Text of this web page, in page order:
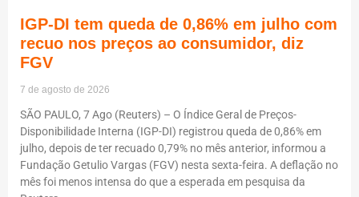
IGP-DI tem queda de 0,86% em julho com
recuo nos preços ao consumidor, diz
FGV
7 de agosto de 2026
SÃO PAULO, 7 Ago (Reuters) – O Índice Geral de Preços-
Disponibilidade Interna (IGP-DI) registrou queda de 0,86% em
julho, depois de ter recuado 0,79% no mês anterior, informou a
Fundação Getulio Vargas (FGV) nesta sexta-feira. A deflação no
mês foi menos intensa do que a esperada em pesquisa da